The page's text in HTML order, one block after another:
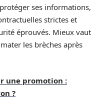
ses informations,
strictes et
éprouvés. Mieux vaut
les brèches après
une promotion :
?